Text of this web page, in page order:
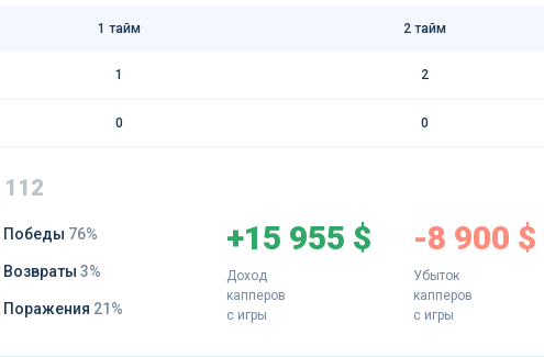
1 тайм 2 тайм
1 2
0 0
112
Победы 76%
Возвраты 3%
Поражения 21%
+15 955 $
Доход
капперов
с игры
-8 900 $
Убыток
капперов
с игры